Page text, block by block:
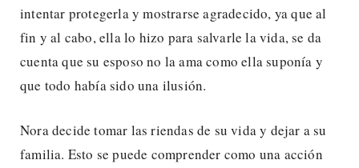
intentar protegerla y mostrarse agradecido, ya que al
fin y al cabo, ella lo hizo para salvarle la vida, se da
cuenta que su esposo no la ama como ella suponía y
que todo había sido una ilusión.
Nora decide tomar las riendas de su vida y dejar a su
familia. Esto se puede comprender como una acción